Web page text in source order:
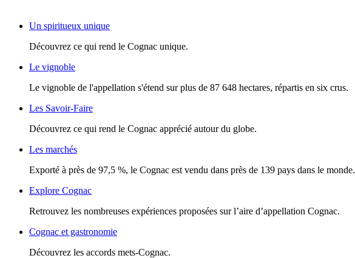
Un spiritueux unique
Découvrez ce qui rend le Cognac unique.
Le vignoble
Le vignoble de l'appellation s'étend sur plus de 87 648 hectares, répartis en six crus.
Les Savoir-Faire
Découvrez ce qui rend le Cognac apprécié autour du globe.
Les marchés
Exporté à près de 97,5 %, le Cognac est vendu dans près de 139 pays dans le monde.
Explore Cognac
Retrouvez les nombreuses expériences proposées sur l’aire d’appellation Cognac.
Cognac et gastronomie
Découvrez les accords mets-Cognac.